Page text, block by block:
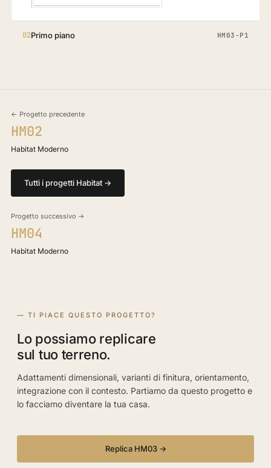
02Primo piano HM03-P1
← Progetto precedente
HM02
Habitat Moderno
Tutti i progetti Habitat →
Progetto successivo →
HM04
Habitat Moderno
— TI PIACE QUESTO PROGETTO?
Lo possiamo replicare
sul tuo terreno.
Adattamenti dimensionali, varianti di finitura, orientamento,
integrazione con il contesto. Partiamo da questo progetto e
lo facciamo diventare la tua casa.
Replica HM03 →